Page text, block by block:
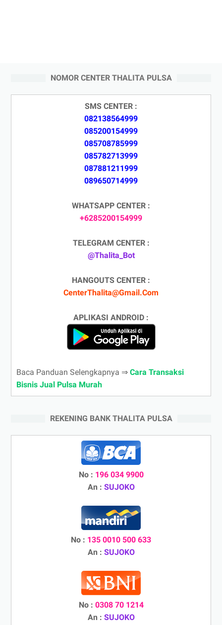
NOMOR CENTER THALITA PULSA
SMS CENTER :
082138564999
085200154999
085708785999
085782713999
087881211999
089650714999
WHATSAPP CENTER :
+6285200154999
TELEGRAM CENTER :
@Thalita_Bot
HANGOUTS CENTER :
CenterThalita@Gmail.Com
APLIKASI ANDROID :
Baca Panduan Selengkapnya ⇒ Cara Transaksi
Bisnis Jual Pulsa Murah
REKENING BANK THALITA PULSA
No : 196 034 9900
An : SUJOKO
No : 135 0010 500 633
An : SUJOKO
No : 0308 70 1214
An : SUJOKO